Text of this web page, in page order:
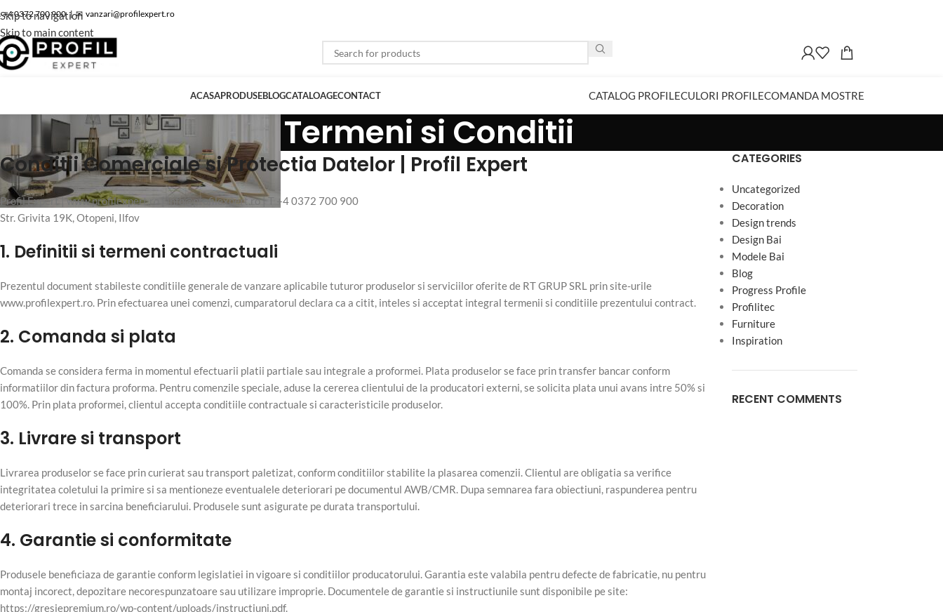
Skip to navigation
Skip to main content
+4 0372 700 900|✉ vanzari@profilexpert.ro
ACASAPRODUSEBLOGCATALOAGECONTACT CATALOG PROFILECULORI PROFILECOMANDA MOSTRE
Termeni si Conditii
Conditii Comerciale si Protectia Datelor | Profil Expert
Profil Expert | www.profilexpert.ro | info@profilexpert.ro| T +4 0372 700 900
Str. Grivita 19K, Otopeni, Ilfov
1. Definitii si termeni contractuali
Prezentul document stabileste conditiile generale de vanzare aplicabile tuturor produselor si serviciilor oferite de RT GRUP SRL prin site-urile
www.profilexpert.ro. Prin efectuarea unei comenzi, cumparatorul declara ca a citit, inteles si acceptat integral termenii si conditiile prezentului contract.
2. Comanda si plata
Comanda se considera ferma in momentul efectuarii platii partiale sau integrale a proformei. Plata produselor se face prin transfer bancar conform
informatiilor din factura proforma. Pentru comenzile speciale, aduse la cererea clientului de la producatori externi, se solicita plata unui avans intre 50% si
100%. Prin plata proformei, clientul accepta conditiile contractuale si caracteristicile produselor.
3. Livrare si transport
Livrarea produselor se face prin curierat sau transport paletizat, conform conditiilor stabilite la plasarea comenzii. Clientul are obligatia sa verifice
integritatea coletului la primire si sa mentioneze eventualele deteriorari pe documentul AWB/CMR. Dupa semnarea fara obiectiuni, raspunderea pentru
deteriorari trece in sarcina beneficiarului. Produsele sunt asigurate pe durata transportului.
4. Garantie si conformitate
Produsele beneficiaza de garantie conform legislatiei in vigoare si conditiilor producatorului. Garantia este valabila pentru defecte de fabricatie, nu pentru
montaj incorect, depozitare necorespunzatoare sau utilizare improprie. Documentele de garantie si instructiunile sunt disponibile pe site:
https://gresiepremium.ro/wp-content/uploads/instructiuni.pdf.
CATEGORIES
Uncategorized
Decoration
Design trends
Design Bai
Modele Bai
Blog
Progress Profile
Profilitec
Furniture
Inspiration
RECENT COMMENTS